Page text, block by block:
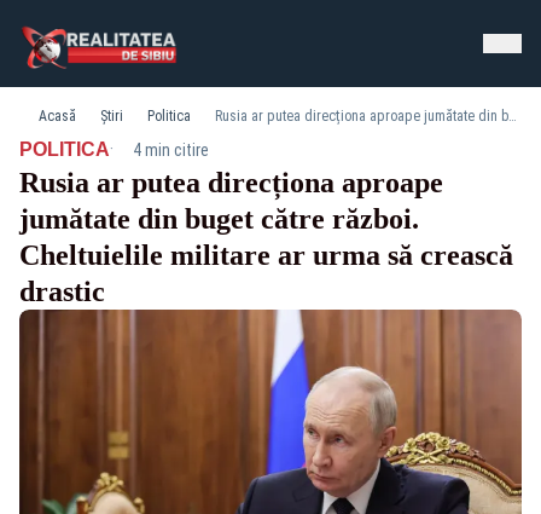
Acasă Știri Politica Rusia ar putea direcționa aproape jumătate din buget către război. Cheltuielile militare ar urma să crească drastic
POLITICA· 4 min citire
Rusia ar putea direcționa aproape
jumătate din buget către război.
Cheltuielile militare ar urma să crească
drastic